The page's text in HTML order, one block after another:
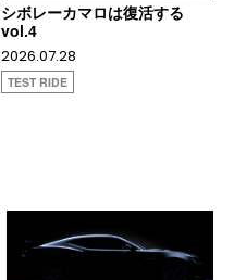
シボレーカマロは復活する
vol.4
2026.07.28
TEST RIDE